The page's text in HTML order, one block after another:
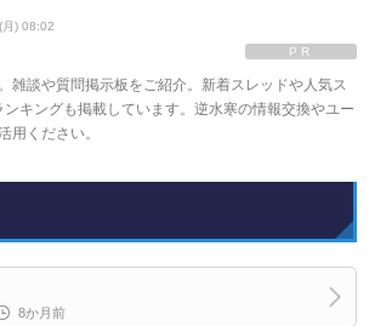
) 08:02
PR
雑談や質問掲示板をご紹介。新着スレッドや人気ス
キングも掲載しています。逆水寒の情報交換やユー
用ください。
8か月前